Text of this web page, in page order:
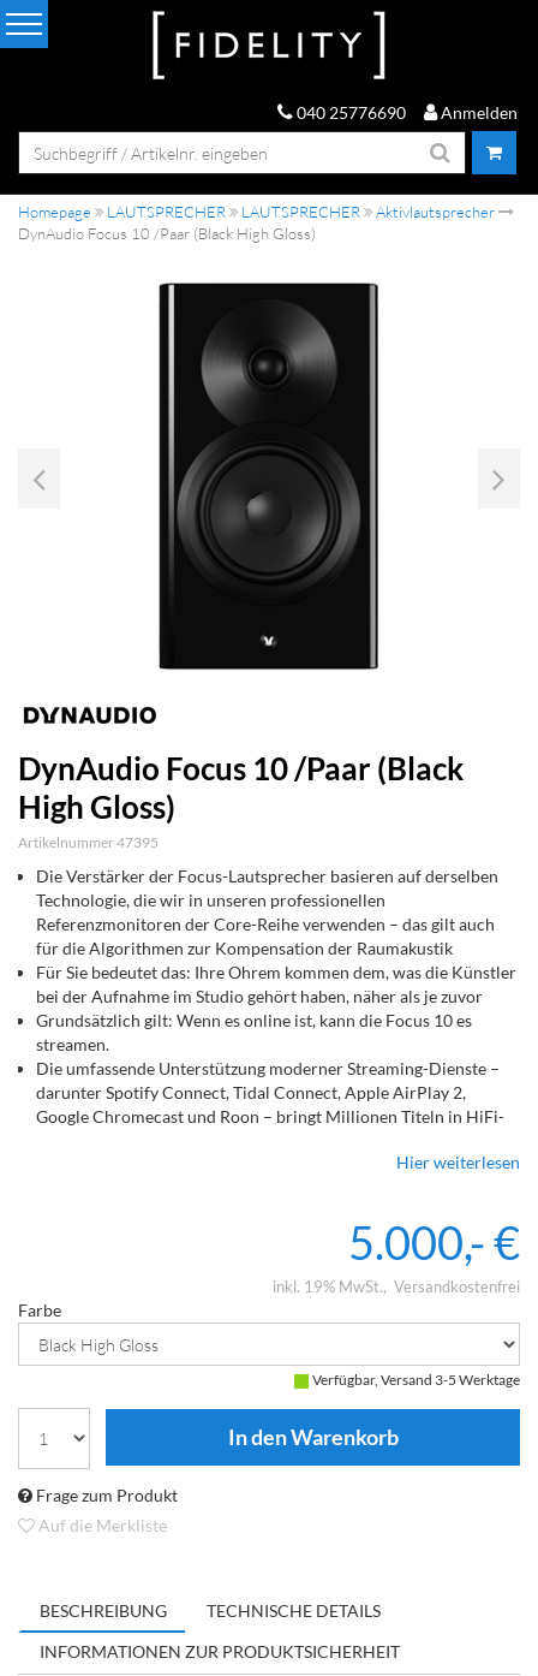
040 25776690 Anmelden
Homepage LAUTSPRECHER LAUTSPRECHER
Aktivlautsprecher
DynAudio Focus 10 /Paar (Black High Gloss)
DynAudio Focus 10 /Paar (Black
High Gloss)
Artikelnummer 47395
Die Verstärker der Focus-Lautsprecher basieren auf derselben
Technologie, die wir in unseren professionellen
Referenzmonitoren der Core-Reihe verwenden – das gilt auch
für die Algorithmen zur Kompensation der Raumakustik
Für Sie bedeutet das: Ihre Ohrem kommen dem, was die Künstler
bei der Aufnahme im Studio gehört haben, näher als je zuvor
Grundsätzlich gilt: Wenn es online ist, kann die Focus 10 es
streamen.
Die umfassende Unterstützung moderner Streaming-Dienste –
darunter Spotify Connect, Tidal Connect, Apple AirPlay 2,
Google Chromecast und Roon – bringt Millionen Titeln in HiFi-
Vom Gewebehochtöner mit Hexis-Element bis zum
Was Sie sehen und hören, ist das Beste beider Welten: modernes
Design, klassische Klangqualität.
Minimalistisch, zeitgemäß und elegant. Es ist unsere
werden sollten, die sie täglich nutzen werden.
Hier weiterlesen
5.000,- €
inkl. 19% MwSt. Versandkostenfrei
Farbe
Verfügbar, Versand 3-5 Werktage
Frage zum Produkt
Auf die Merkliste
BESCHREIBUNG
TECHNISCHE DETAILS
INFORMATIONEN ZUR PRODUKTSICHERHEIT